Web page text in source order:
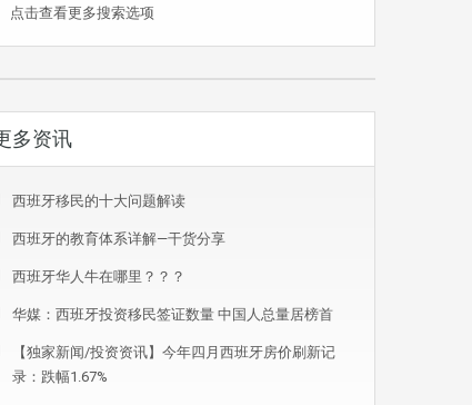
点击查看更多搜索选项
多资讯
西班牙移民的十大问题解读
西班牙的教育体系详解—干货分享
西班牙华人牛在哪里？？？
华媒：西班牙投资移民签证数量 中国人总量居榜首
【独家新闻/投资资讯】今年四月西班牙房价刷新记
录：跌幅1.67%